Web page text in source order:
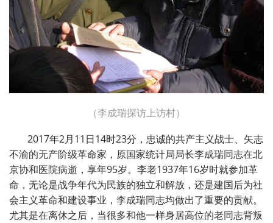
（李成瑞探访上访村）
2017年2月11日14时23分，忠诚的共产主义战士、矢志
不渝的无产阶级革命家，原国家统计局局长李成瑞同志在北
京协和医院病逝，享年95岁。李老1937年16岁时就参加革
命，无论是战争年代为民族的独立和解放，还是建国后为社
会主义革命和建设事业，李成瑞同志均做出了重要的贡献。
尤其是在离休之后，当很多和他一样身居高位的老同志背叛